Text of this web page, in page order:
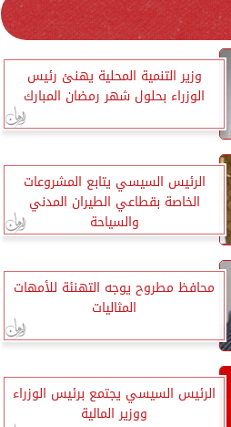
وزير التنمية المحلية يهنئ رئيس
الوزراء بحلول شهر رمضان المبارك
الرئيس السيسي يتابع المشروعات
الخاصة بقطاعي الطيران المدني
والسياحة
محافظ مطروح يوجه التهنئة للأمهات
المثاليات
الرئيس السيسي يجتمع برئيس الوزراء
ووزير المالية